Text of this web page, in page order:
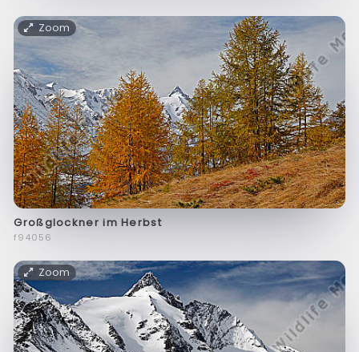
Zoom
Großglockner im Herbst
f94056
Zoom